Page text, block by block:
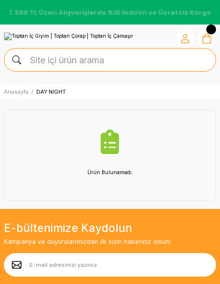
7.500 TL Üzeri Alışverişlerde %10 İndirim ve Ücretsiz Kargo
Anasayfa DAY NIGHT
Ürün Bulunamadı.
E-bültenimize Kaydolun
Kampanya ve duyurularımızdan ilk sizin haberiniz olsun!